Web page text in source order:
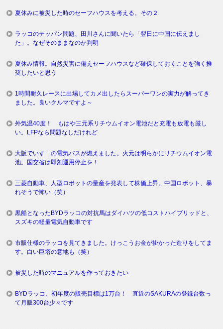
夏休みに被災した時のセーフハウスを考える。その２
ラッコのテッパン問題、田川さんに聞いたら「翌日に中国に伝えまし
た」。なぜそのままなのか判明
夏休み情報。自然災害に備えセーフハウスなど確保しておくことを強く推
奨したいと思う
1時間耐久レースに出場してカメ出したらスーパーワンの実力が解ってき
ました。良いクルマですよ～
外気温40度！ もはや三元系リチウムイオン電池だと充電も放電も厳し
い。LFPなら問題なしだけれど
大阪でいすゞの電気バスが燃えました。火元は明らかにリチウムイオン電
池。国交省は即刻運用停止を！
三菱自動車、人型ロボットの量産を発表して株価上昇。中国ロボット、暴
れそうで怖い（笑）
黒船となったBYDラッコの対抗馬はダイハツの低コストハイブリッドと、
スズキの軽量電気自動車です
市販仕様のラッコを見てきました。けっこうお金が掛かった造りをしてま
す。白い巨塔の意地も（笑）
被災した時のマニュアルを作っておきたい
BYDラッコ、初年度の販売目標は1万台！ 直近のSAKURAの登録台数っ
て月販300台少々です